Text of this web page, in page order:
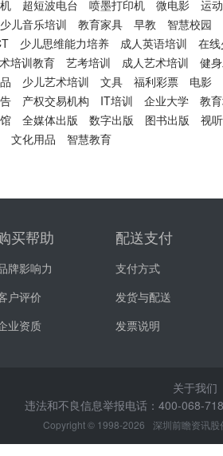
超短波电台 喷墨打印机 微电影
运
少儿音乐培训 教育家具 早教
智慧校园
少儿思维能力培养 成人英语培训
在
培训教育 艺考培训 成人艺术培训
健
少儿艺术培训 文具 福利彩票
电影
产权交易机构 IT培训 企业大学
教
全媒体出版 数字出版 图书出版
视
文化用品 智慧教育
买帮助
牌影响力
户评价
业资质
配送支付
支付方式
发货与配送
发票说明
关于我们
违法和不良信息举报电话：400-068-
Copyright © 1998-2026 深圳前瞻资讯股